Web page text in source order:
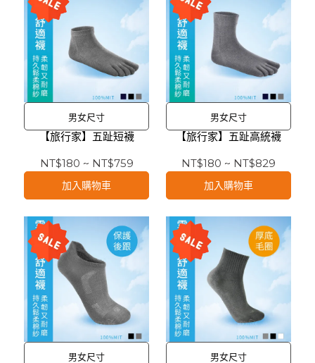
男女尺寸
【旅行家】五趾短襪
NT$180 ~ NT$759
加入購物車
男女尺寸
【旅行家】五趾高統襪
NT$180 ~ NT$829
加入購物車
男女尺寸 男女尺寸